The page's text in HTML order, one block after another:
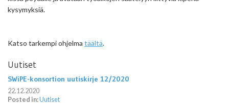
kysymyksiä.
Katso tarkempi ohjelma täältä.
Uutiset
SWiPE-konsortion uutiskirje 12/2020
22.12.2020
Posted in:Uutiset